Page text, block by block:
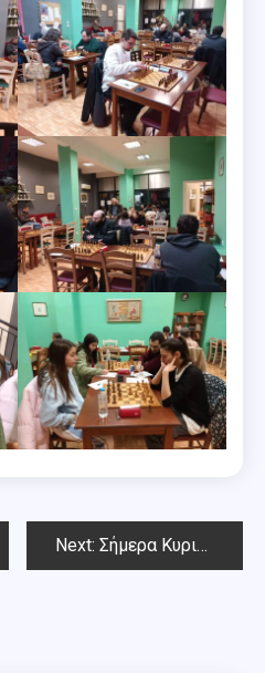
Next: Σήμερα Κυριακή 1 Μαρτίου το 1ο Blitz Μαρτίου Chess Square 2026